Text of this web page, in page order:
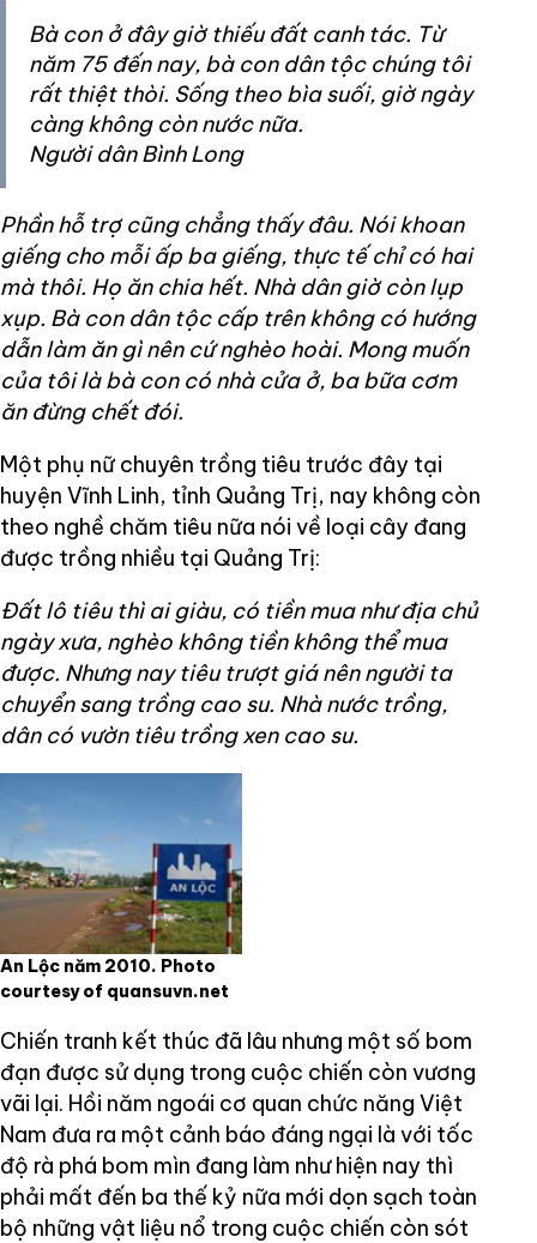
Bà con ở đây giờ thiếu đất canh tác. Từ
năm 75 đến nay, bà con dân tộc chúng tôi
rất thiệt thòi. Sống theo bìa suối, giờ ngày
càng không còn nước nữa.
Người dân Bình Long
Phần hỗ trợ cũng chẳng thấy đâu. Nói khoan
giếng cho mỗi ấp ba giếng, thực tế chỉ có hai
mà thôi. Họ ăn chia hết. Nhà dân giờ còn lụp
xụp. Bà con dân tộc cấp trên không có hướng
dẫn làm ăn gì nên cứ nghèo hoài. Mong muốn
của tôi là bà con có nhà cửa ở, ba bữa cơm
ăn đừng chết đói.
Một phụ nữ chuyên trồng tiêu trước đây tại
huyện Vĩnh Linh, tỉnh Quảng Trị, nay không còn
theo nghề chăm tiêu nữa nói về loại cây đang
được trồng nhiều tại Quảng Trị:
Đất lô tiêu thì ai giàu, có tiền mua như địa chủ
ngày xưa, nghèo không tiền không thể mua
được. Nhưng nay tiêu trượt giá nên người ta
chuyển sang trồng cao su. Nhà nước trồng,
dân có vườn tiêu trồng xen cao su.
An Lộc năm 2010. Photo
courtesy of quansuvn.net
Chiến tranh kết thúc đã lâu nhưng một số bom
đạn được sử dụng trong cuộc chiến còn vương
vãi lại. Hồi năm ngoái cơ quan chức năng Việt
Nam đưa ra một cảnh báo đáng ngại là với tốc
độ rà phá bom mìn đang làm như hiện nay thì
phải mất đến ba thế kỷ nữa mới dọn sạch toàn
bộ những vật liệu nổ trong cuộc chiến còn sót